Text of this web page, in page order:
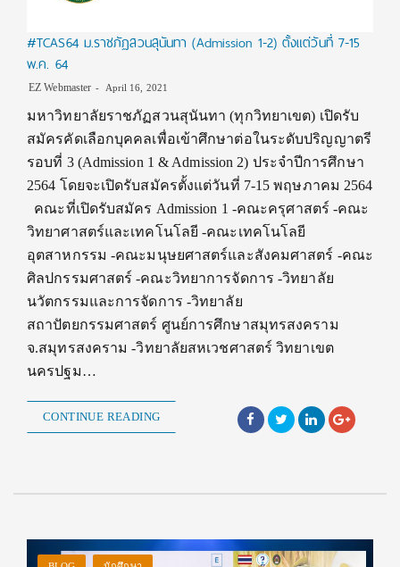
#TCAS64 ม.ราชภัฏสวนสุนันทา (Admission 1-2) ตั้งแต่วันที่ 7-15
พ.ค. 64
EZ Webmaster April 16, 2021
มหาวิทยาลัยราชภัฏสวนสุนันทา (ทุกวิทยาเขต) เปิดรับ
สมัครคัดเลือกบุคคลเพื่อเข้าศึกษาต่อในระดับปริญญาตรี
รอบที่ 3 (Admission 1 & Admission 2) ประจำปีการศึกษา
2564 โดยจะเปิดรับสมัครตั้งแต่วันที่ 7-15 พฤษภาคม 2564
คณะที่เปิดรับสมัคร Admission 1 -คณะครุศาสตร์ -คณะ
วิทยาศาสตร์และเทคโนโลยี -คณะเทคโนโลยี
อุตสาหกรรม -คณะมนุษยศาสตร์และสังคมศาสตร์ -คณะ
ศิลปกรรมศาสตร์ -คณะวิทยาการจัดการ -วิทยาลัย
นวัตกรรมและการจัดการ -วิทยาลัย
สถาปัตยกรรมศาสตร์ ศูนย์การศึกษาสมุทรสงคราม
จ.สมุทรสงคราม -วิทยาลัยสหเวชศาสตร์ วิทยาเขต
นครปฐม…
CONTINUE READING